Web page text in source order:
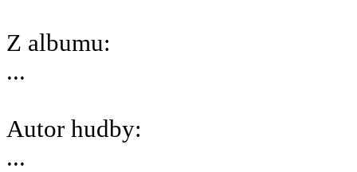
Z albumu:
...
Autor hudby:
...